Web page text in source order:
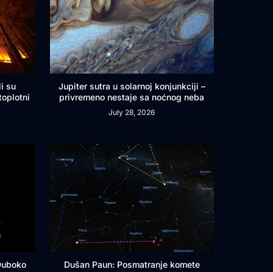
su
Jupiter sutra u solarnoj konjunkciji –
privremeno nestaje sa noćnog neba
July 28, 2026
Dušan Paun: Posmatranje komete